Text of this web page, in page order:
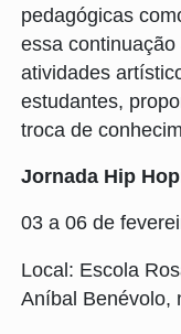
pedagógicas
essa
atividades
estudantes,
troca de
Jornada Hip
03 a 06 de
Local: Escola
Aníbal Benévolo,